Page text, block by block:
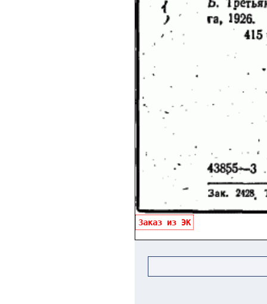
Заказ из ЭК